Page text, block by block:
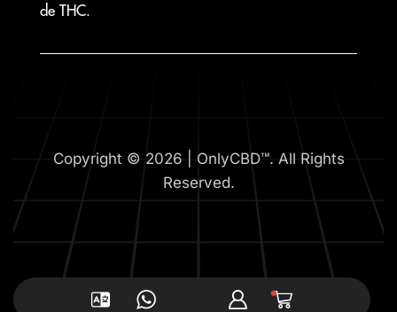
de THC.
Copyright © 2026 | OnlyCBD™. All Rights
Reserved.